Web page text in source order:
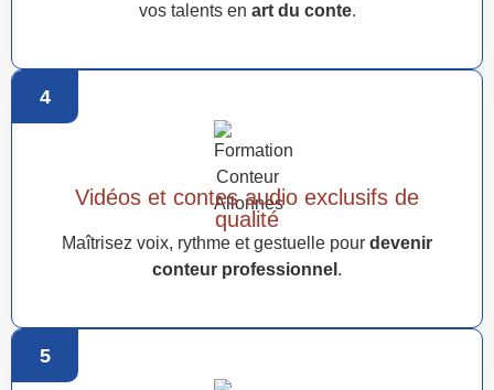
vos talents en art du conte.
4
Vidéos et contes audio exclusifs de
qualité
Maîtrisez voix, rythme et gestuelle pour devenir
conteur professionnel .
5